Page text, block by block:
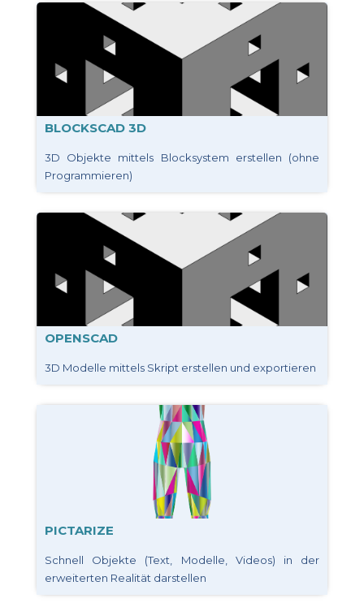
BLOCKSCAD 3D
3D Objekte mittels Blocksystem erstellen (ohne
Programmieren)
OPENSCAD
3D Modelle mittels Skript erstellen und exportieren
PICTARIZE
Schnell Objekte (Text, Modelle, Videos) in der
erweiterten Realität darstellen